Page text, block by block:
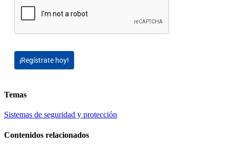
¡Regístrate hoy!
Temas
Sistemas de seguridad y protección
Contenidos relacionados